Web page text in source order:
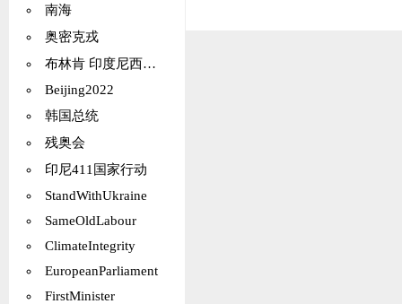
南海
奥密克戎
布林肯 印度尼西亚 泰国
Beijing2022
韩国总统
残奥会
印尼411国家行动
StandWithUkraine
SameOldLabour
ClimateIntegrity
EuropeanParliament
FirstMinister